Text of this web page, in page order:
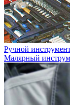
Ручной
Малярный